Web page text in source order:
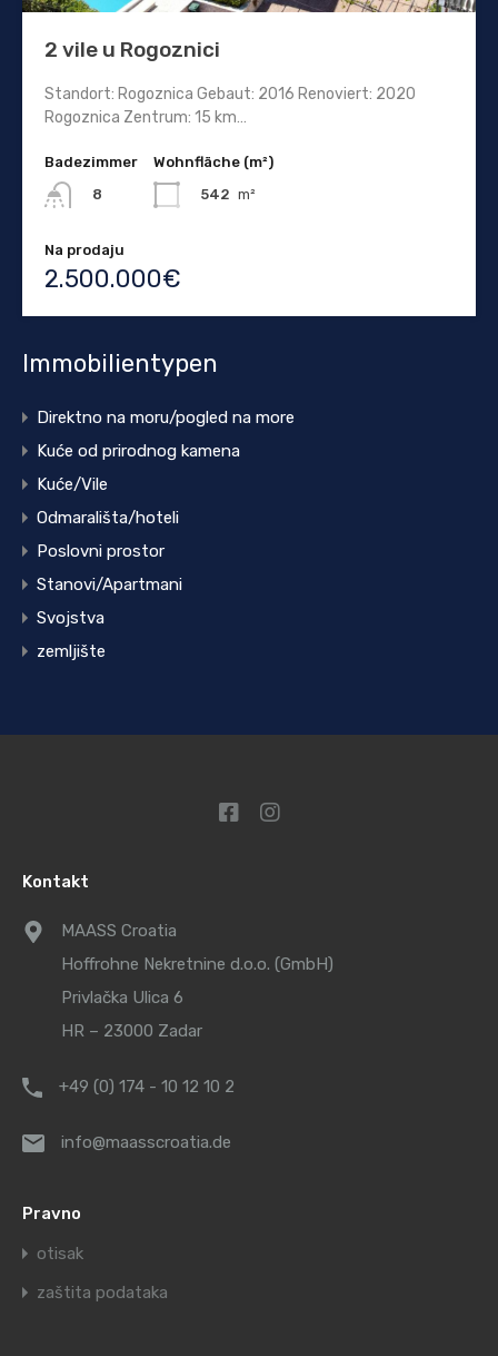
2 vile u Rogoznici
Standort: Rogoznica Gebaut: 2016 Renoviert: 2020
Rogoznica Zentrum: 15 km…
Badezimmer
8
Wohnfläche (m²)
542 m²
Na prodaju
2.500.000€
Immobilientypen
Direktno na moru/pogled na more
Kuće od prirodnog kamena
Kuće/Vile
Odmarališta/hoteli
Poslovni prostor
Stanovi/Apartmani
Svojstva
zemljište
Kontakt
MAASS Croatia
Hoffrohne Nekretnine d.o.o. (GmbH)
Privlačka Ulica 6
HR – 23000 Zadar
+49 (0) 174 - 10 12 10 2
info@maasscroatia.de
Pravno
otisak
zaštita podataka